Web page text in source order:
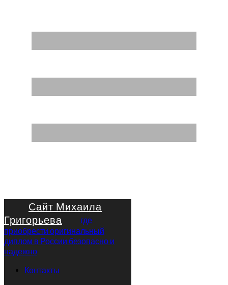
Сайт Михаила
Григорьева
где
приобрести оригинальный
диплом в России безопасно и
надежно
Контакты